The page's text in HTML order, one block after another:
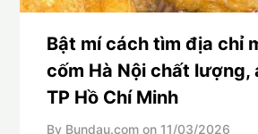
Bật mí cách tìm địa chỉ
cốm Hà Nội chất lượng,
TP Hồ Chí Minh
By Bundau.com on 11/03/2026